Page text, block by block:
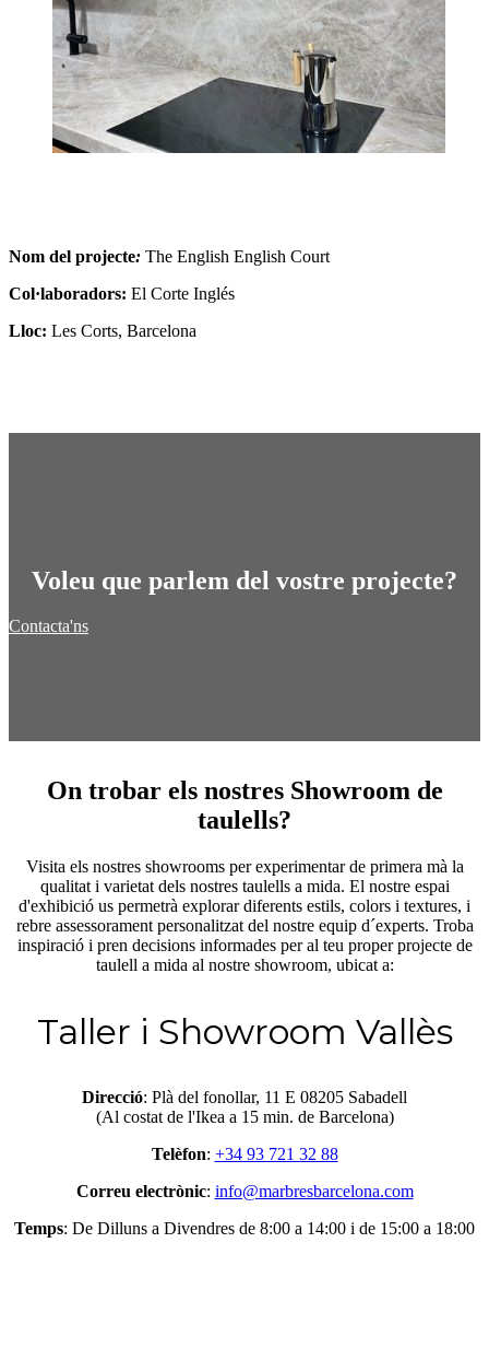
Nom del projecte: The English English Court
Col·laboradors: El Corte Inglés
Lloc: Les Corts, Barcelona
Voleu que parlem del vostre projecte?
Contacta'ns
On trobar els nostres Showroom de
taulells?
Visita els nostres showrooms per experimentar de primera mà la
qualitat i varietat dels nostres taulells a mida. El nostre espai
d'exhibició us permetrà explorar diferents estils, colors i textures, i
rebre assessorament personalitzat del nostre equip d´experts. Troba
inspiració i pren decisions informades per al teu proper projecte de
taulell a mida al nostre showroom, ubicat a:
Taller i Showroom Vallès
Direcció: Plà del fonollar, 11 E 08205 Sabadell
(Al costat de l'Ikea ​​a 15 min. de Barcelona)
Telèfon: +34 93 721 32 88
Correu electrònic: info@marbresbarcelona.com
Temps: De Dilluns a Divendres de 8:00 a 14:00 i de 15:00 a 18:00